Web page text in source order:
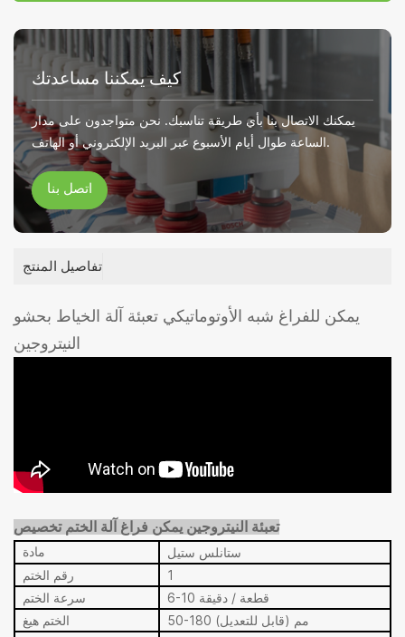
كيف يمكننا مساعدتك
يمكنك الاتصال بنا بأي طريقة تناسبك. نحن متواجدون على مدار
الساعة طوال أيام الأسبوع عبر البريد الإلكتروني أو الهاتف.
اتصل بنا
تفاصيل المنتج
يمكن للفراغ شبه الأوتوماتيكي تعبئة آلة الخياط بحشو
النيتروجين
تعبئة النيتروجين يمكن فراغ آلة الختمتخصيص
مادة
ستانلس ستيل
رقم الختم
1
سرعة الختم
6-10 قطعة / دقيقة
الختم هيغ
50-180 مم (قابل للتعديل)